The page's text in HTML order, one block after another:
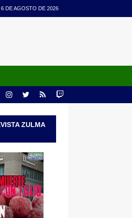
6 DE AGOSTO DE 2026
ZULMA